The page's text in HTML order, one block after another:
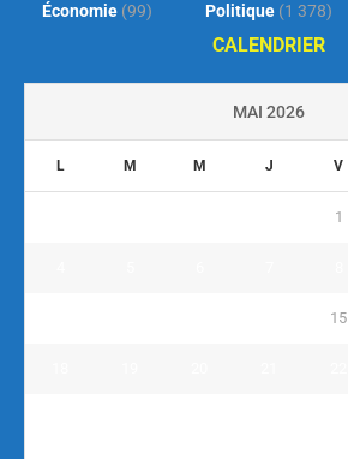
Économie (99)
Politique(1 378)
CALENDRIER
MAI 2026
L M M J V
1
15